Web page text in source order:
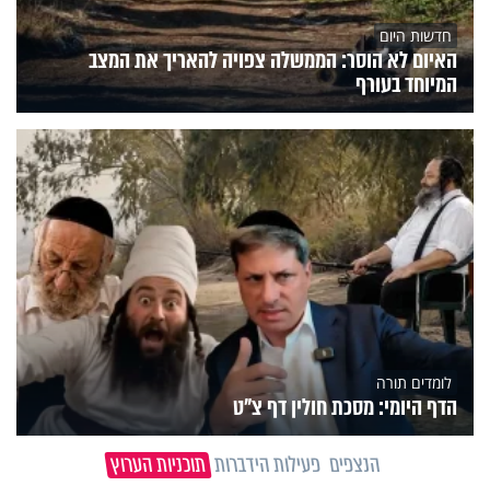
חדשות היום
האיום לא הוסר: הממשלה צפויה להאריך את המצב
המיוחד בעורף
לומדים תורה
הדף היומי: מסכת חולין דף צ"ט
הנצפים פעילות הידברות תוכניות הערוץ